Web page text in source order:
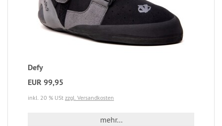
Defy
EUR 99,95
inkl. 20 % USt zzgl. Versandkosten
mehr...